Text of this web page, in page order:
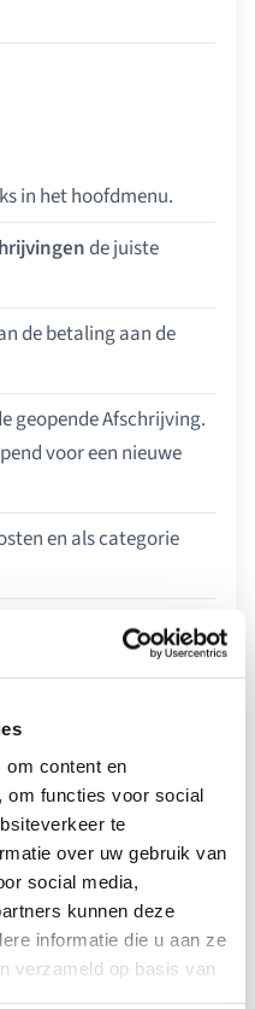
om content en
om functies voor social
te
over uw gebruik van
social media,
kunnen deze
informatie die u aan ze
verzameld op basis van
in het hoofdmenu.
de juiste
de betaling aan de
geopende Afschrijving.
voor een nieuwe
en als categorie
726 in (Dit is € 907,50 - €
klik je bijKoppelingen
Onderin het
het restantbedrag.